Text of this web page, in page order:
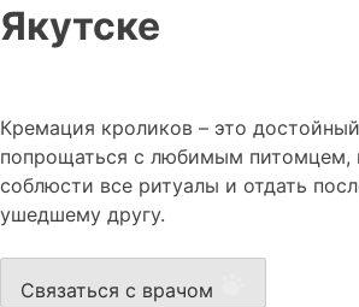
Якутске
Кремация кроликов – это
попрощаться с любимым питомцем,
соблюсти все ритуалы и отдать
ушедшему другу.
Связаться с врачом